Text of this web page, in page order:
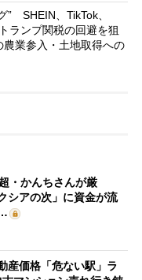
” SHEIN、TikTok、
ランプ関税の回避を狙
業参入・土地取得への
・かんちさんが厳
シアの次」に資金が流
産価格「危ない駅」ラ